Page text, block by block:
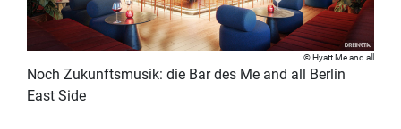
Hyatt Me and all
Noch Zukunftsmusik: die Bar des Me and all Berlin
East Side